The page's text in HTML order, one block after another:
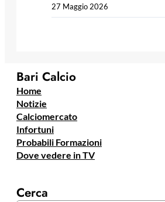
27 Maggio 2026
Bari Calcio
Home
Notizie
Calciomercato
Infortuni
Probabili Formazioni
Dove vedere in TV
Cerca